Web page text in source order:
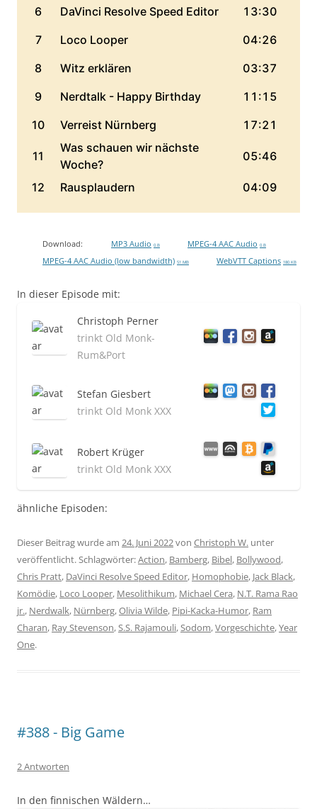
Download: MP3 Audio 0 B MPEG-4 AAC Audio 0 B
MPEG-4 AAC Audio (low bandwidth) 51 MB WebVTT Captions 180 KB
In dieser Episode mit:
Christoph Perner
trinkt Old Monk-
Rum&Port
Stefan Giesbert
trinkt Old Monk XXX
Robert Krüger
trinkt Old Monk XXX
ähnliche Episoden:
Dieser Beitrag wurde am 24. Juni 2022von Christoph W. unter
veröffentlicht. Schlagwörter:Action, Bamberg, Bibel, Bollywood,
Chris Pratt, DaVinci Resolve Speed Editor, Homophobie, Jack Black,
Komödie, Loco Looper, Mesolithikum, Michael Cera, N.T. Rama Rao
jr., Nerdwalk, Nürnberg,Olivia Wilde, Pipi-Kacka-Humor, Ram
Charan, Ray Stevenson,S.S. Rajamouli,Sodom,Vorgeschichte,Year
One.
#388 - Big Game
2 Antworten
In den finnischen Wäldern…